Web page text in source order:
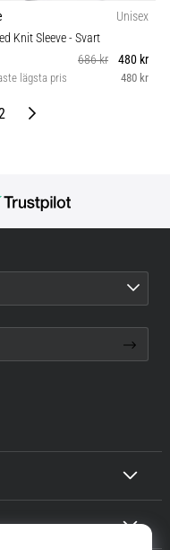
Unisex
Knit Sleeve- Svart
686 kr
480 kr
lägsta pris 480 kr
Nästa